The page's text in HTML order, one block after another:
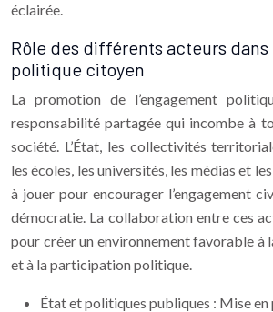
éclairée.
Rôle des différents acteurs dans
politique citoyen
La promotion de l’engagement
responsabilité partagée qui incombe à
société. L’État, les collectivités
les écoles, les universités, les médias et
à jouer pour encourager l’engagement
démocratie. La collaboration entre ces
pour créer un environnement favorable à
et à la participation politique.
État et politiques publiques : Mise